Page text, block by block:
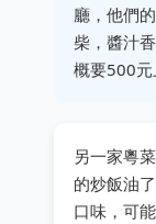
廳，他們
柴，醬汁
概要500元
另一家粵
的炒飯油
口味，可